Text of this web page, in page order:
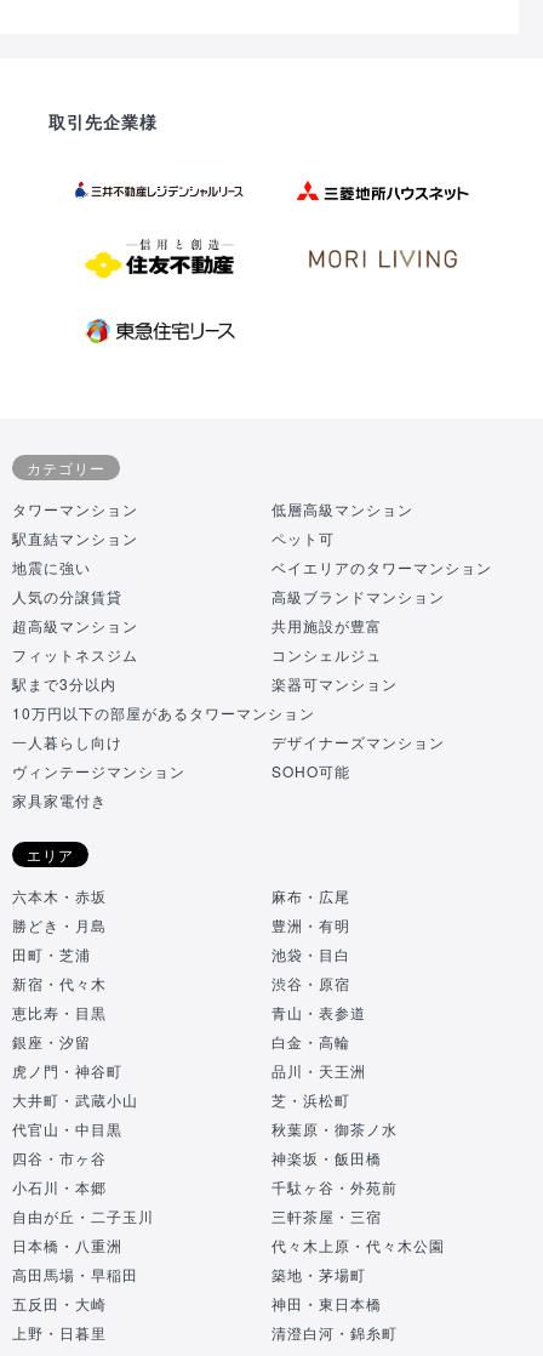
取引先企業様
カテゴリー
タワーマンション
低層高級マンション
駅直結マンション
ペット可
地震に強い
ベイエリアのタワーマンション
人気の分譲賃貸
高級ブランドマンション
超高級マンション
共用施設が豊富
フィットネスジム
コンシェルジュ
駅まで3分以内
楽器可マンション
10万円以下の部屋があるタワーマンション
一人暮らし向け
デザイナーズマンション
ヴィンテージマンション
SOHO可能
家具家電付き
エリア
六本木・赤坂
麻布・広尾
勝どき・月島
豊洲・有明
田町・芝浦
池袋・目白
新宿・代々木
渋谷・原宿
恵比寿・目黒
青山・表参道
銀座・汐留
白金・高輪
虎ノ門・神谷町
品川・天王洲
大井町・武蔵小山
芝・浜松町
代官山・中目黒
秋葉原・御茶ノ水
四谷・市ヶ谷
神楽坂・飯田橋
小石川・本郷
千駄ヶ谷・外苑前
自由が丘・二子玉川
三軒茶屋・三宿
日本橋・八重洲
代々木上原・代々木公園
高田馬場・早稲田
築地・茅場町
五反田・大崎
神田・東日本橋
上野・日暮里
清澄白河・錦糸町